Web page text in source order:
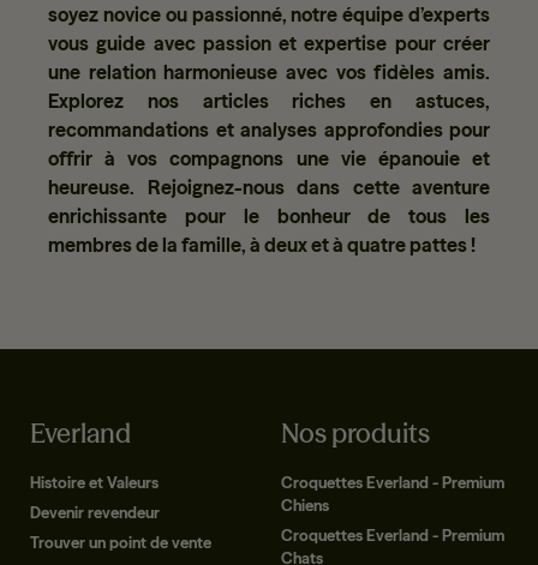
soyez novice ou passionné, notre équipe d’experts
vous guide avec passion et expertise pour créer
une relation harmonieuse avec vos fidèles amis.
Explorez nos articles riches en astuces,
recommandations et analyses approfondies pour
offrir à vos compagnons une vie épanouie et
heureuse. Rejoignez-nous dans cette aventure
enrichissante pour le bonheur de tous les
membres de la famille, à deux et à quatre pattes !
Everland
Histoire et Valeurs
Devenir revendeur
Trouver un point de vente
Nos produits
Croquettes Everland - Premium
Chiens
Croquettes Everland - Premium
Chats